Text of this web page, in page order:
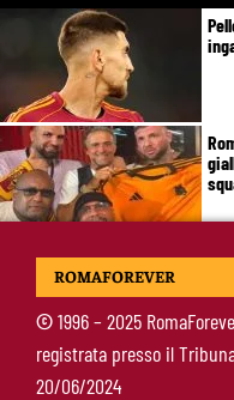
ROMAFOREVER
©1996 – 2025
registrata presso il
20/06/2024